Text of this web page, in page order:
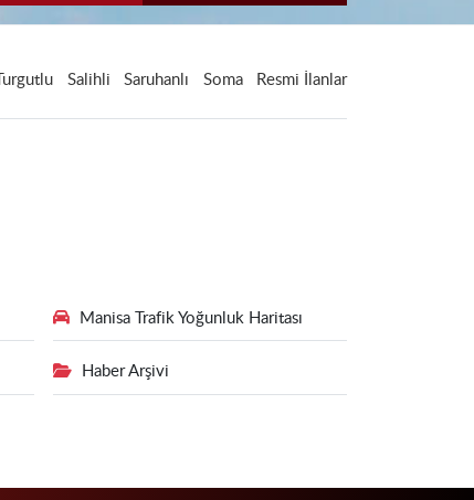
Turgutlu Salihli Saruhanlı Soma Resmi İlanlar
Manisa Trafik Yoğunluk Haritası
Haber Arşivi